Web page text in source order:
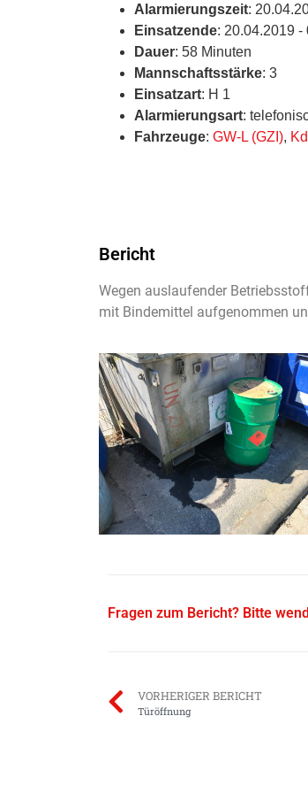
Alarmierungszeit:
Einsatzende: 20.04.2019 -
Dauer: 58 Minuten
Mannschaftsstärke: 3
Einsatzart: H 1
Alarmierungsart:
Fahrzeuge: GW-L (GZI),
Bericht
Wegen auslaufender
mit Bindemittel aufgenommen
Fragen zum Bericht? Bitte
VORHERIGER BERICHT
Türöffnung